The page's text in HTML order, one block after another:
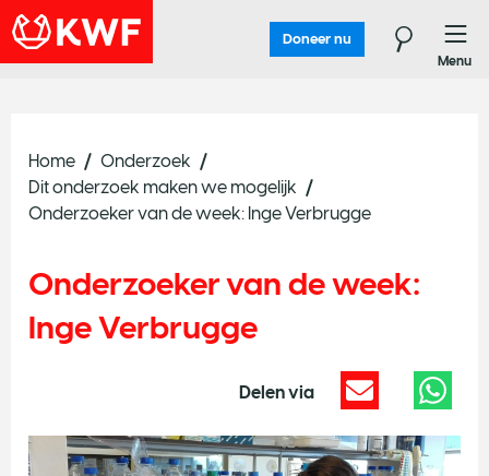
Doneer nu
Menu
Home
Onderzoek
Dit onderzoek maken we mogelijk
Onderzoeker van de week: Inge Verbrugge
Onderzoeker van de week:
Inge Verbrugge
Delen via